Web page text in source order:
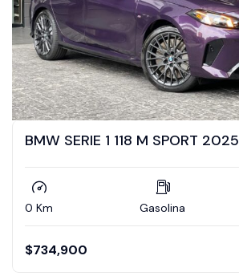
BMW SERIE 1 118 M SPORT 2025
0 Km Gasolina
$734,900